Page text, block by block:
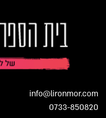
info@lironmor.com
0733-850820